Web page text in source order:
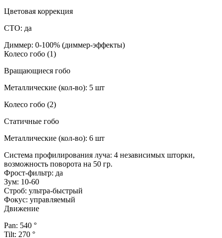
Цветовая коррекция
CTO: да
Диммер: 0-100% (диммер-эффекты)
Колесо гобо (1)
Вращающиеся гобо
Металлические (кол-во): 5 шт
Колесо гобо (2)
Статичные гобо
Металлические (кол-во): 6 шт
Система профилирования луча: 4 независимых шторки,
возможность поворота на 50 гр.
Фрост-фильтр: да
Зум: 10-60
Строб: ультра-быстрый
Фокус: управляемый
Движение
Pan: 540 °
Tilt: 270 °